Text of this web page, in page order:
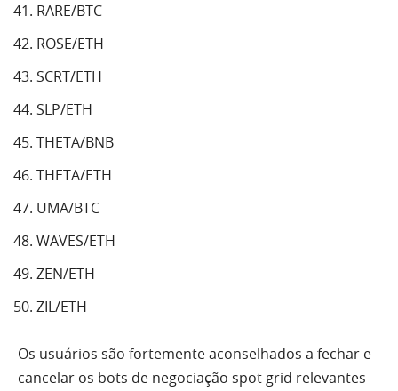
RARE/BTC
ROSE/ETH
SCRT/ETH
SLP/ETH
THETA/BNB
THETA/ETH
UMA/BTC
WAVES/ETH
ZEN/ETH
ZIL/ETH
Os usuários são fortemente aconselhados a fechar e
cancelar os bots de negociação spot grid relevantes